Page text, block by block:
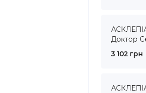
Доктор
3 102 грн